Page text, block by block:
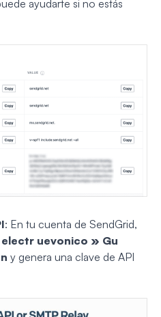
ayudarte si no estás
: En tu cuenta de SendGrid,
uevonico » Gu
y genera una clave de API